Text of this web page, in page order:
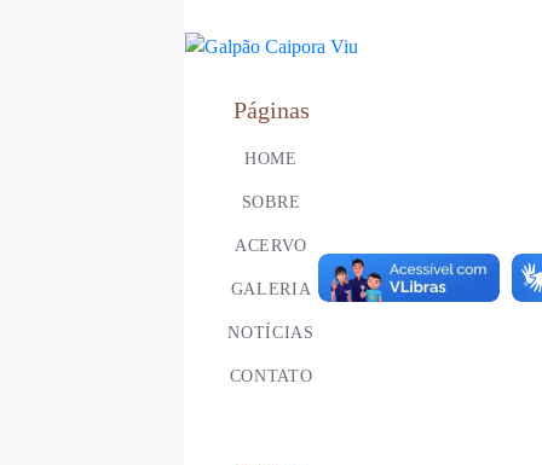
Páginas
HOME
SOBRE
ACERVO
GALERIA
NOTÍCIAS
CONTATO